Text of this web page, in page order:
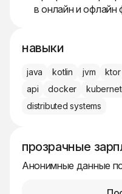
в онлайн и офлайн
навыки
java kotlin jvm ktor
api
docker
distributed systems
прозрачные
Анонимные данные